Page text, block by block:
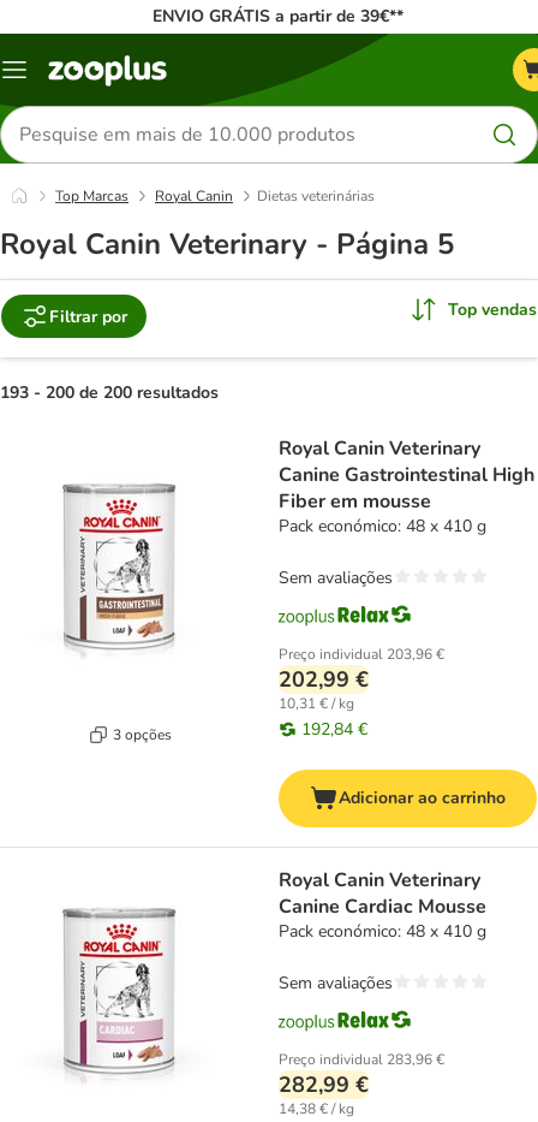
ENVIO GRÁTIS a partir de 39€**
Menu
Pesquisar
produtos
Top Marcas Royal Canin Dietas veterinárias
Royal Canin Veterinary - Página 5
Filtrar por Top vendas
193 - 200 de 200 resultados
3 opções
Royal Canin Veterinary
Canine Gastrointestinal High
Fiber em mousse
Pack económico: 48 x 410 g
Preço individual 203,96 €
202,99 €
10,31 € / kg
192,84 €
Sem avaliações
Adicionar ao carrinho
Royal Canin Veterinary
Canine Cardiac Mousse
Pack económico: 48 x 410 g
Preço individual 283,96 €
282,99 €
14,38 € / kg
Sem avaliações